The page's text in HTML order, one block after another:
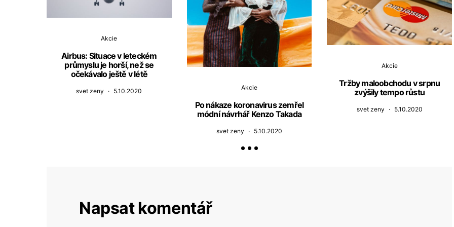
Akcie
Airbus: Situace v leteckém
průmyslu je horší, než se
očekávalo ještě v létě
svet zeny 5.10.2020 Akcie
Po nákaze koronavirus zemřel
módní návrhář Kenzo Takada
svet zeny 5.10.2020
Akcie
Tržby maloobchodu v srpnu
zvýšily tempo růstu
svet zeny 5.10.2020
Napsat komentář